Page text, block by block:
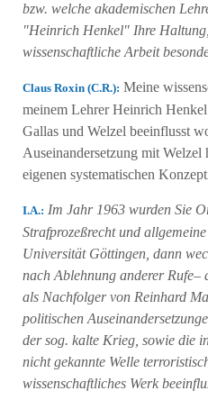
bzw. welche akademischen
"Heinrich Henkel" Ihre
wissenschaftliche Arbeit
Claus Roxin (C.R.): Meine
meinem Lehrer Heinrich
Gallas und Welzel beeinflusst
Auseinandersetzung mit
eigenen systematischen
I.A.: Im Jahr 1963 wurden Sie
Strafprozeßrecht und
Universität Göttingen, dann
nach Ablehnung anderer
als Nachfolger von Reinhard
politischen
der sog. kalte Krieg, sowie die
nicht gekannte Welle
wissenschaftliches Werk